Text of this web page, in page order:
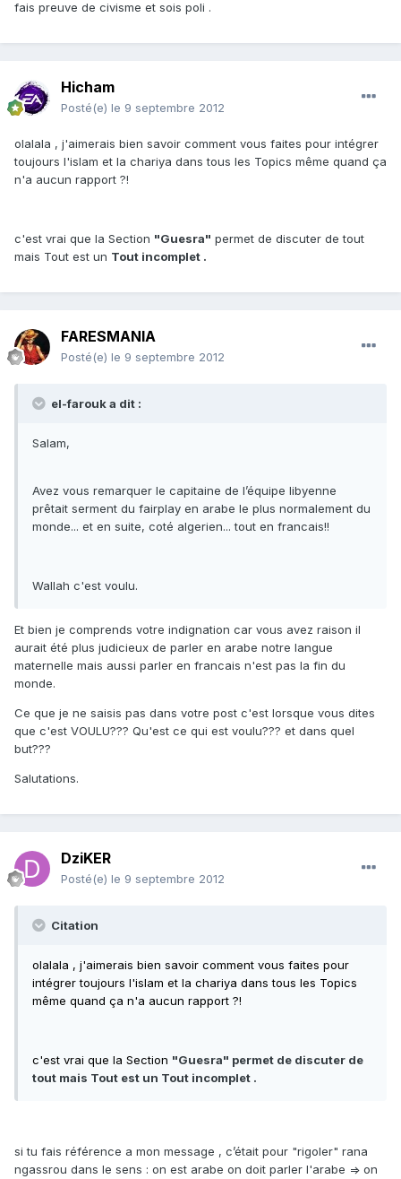
fais preuve de civisme et sois poli .
Hicham
Posté(e) le 9 septembre 2012
olalala , j'aimerais bien savoir comment vous faites pour intégrer
toujours l'islam et la chariya dans tous les Topics même quand ça
n'a aucun rapport ?!
c'est vrai que la Section "Guesra" permet de discuter de tout
mais Tout est un Tout incomplet .
FARESMANIA
Posté(e) le 9 septembre 2012
el-farouk a dit :
Salam,
Avez vous remarquer le capitaine de l’équipe libyenne
prêtait serment du fairplay en arabe le plus normalement du
monde... et en suite, coté algerien... tout en francais!!
Wallah c'est voulu.
Et bien je comprends votre indignation car vous avez raison il
aurait été plus judicieux de parler en arabe notre langue
maternelle mais aussi parler en francais n'est pas la fin du
monde.
Ce que je ne saisis pas dans votre post c'est lorsque vous dites
que c'est VOULU??? Qu'est ce qui est voulu??? et dans quel
but???
Salutations.
DziKER
Posté(e) le 9 septembre 2012
Citation
olalala , j'aimerais bien savoir comment vous faites pour
intégrer toujours l'islam et la chariya dans tous les Topics
même quand ça n'a aucun rapport ?!
c'est vrai que la Section "Guesra" permet de discuter de
tout mais Tout est un Tout incomplet .
si tu fais référence a mon message , c’était pour "rigoler" rana
ngassrou dans le sens : on est arabe on doit parler l'arabe => on